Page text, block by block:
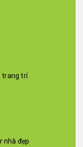
trang trí
nhà đẹp